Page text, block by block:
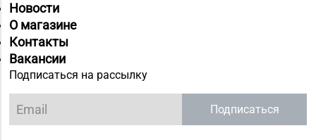
Новости
О магазине
Контакты
Вакансии
Подписаться на рассылку
Подписаться